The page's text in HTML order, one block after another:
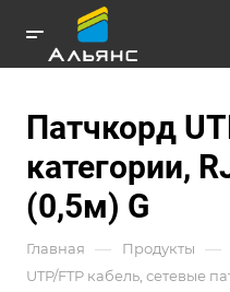
Патчкорд
категории,
(0,5м) G
Главная — Продукты —
UTP/FTP кабель, сетевые